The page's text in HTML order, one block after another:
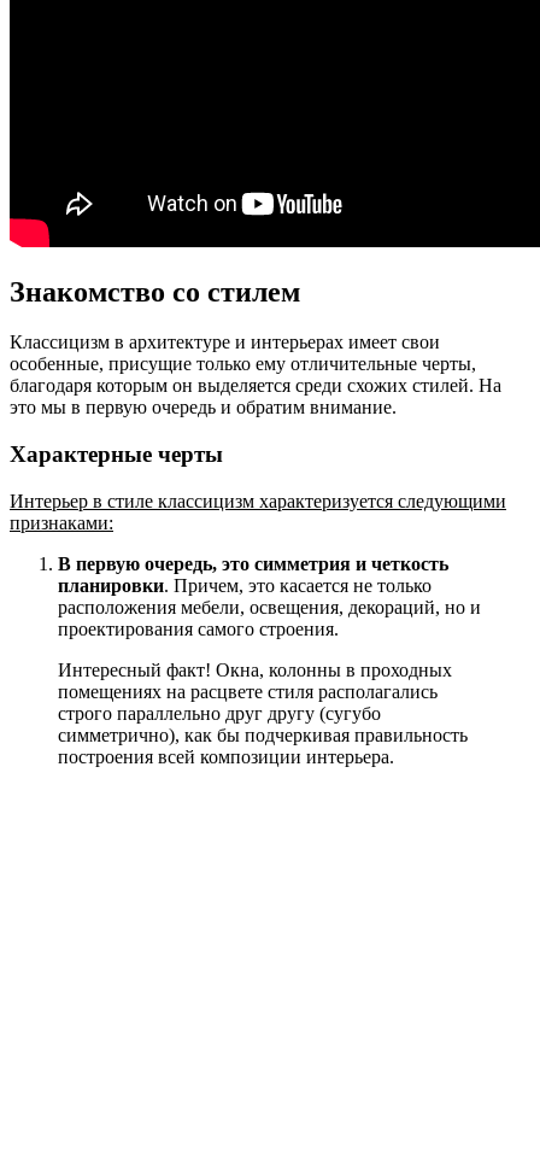
Знакомство со стилем
Классицизм в архитектуре и интерьерах имеет свои
особенные, присущие только ему отличительные черты,
благодаря которым он выделяется среди схожих стилей. На
это мы в первую очередь и обратим внимание.
Характерные черты
Интерьер в стиле классицизм характеризуется следующими
признаками:
В первую очередь, это симметрия и четкость
планировки. Причем, это касается не только
расположения мебели, освещения, декораций, но и
проектирования самого строения.
Интересный факт! Окна, колонны в проходных
помещениях на расцвете стиля располагались
строго параллельно друг другу (сугубо
симметрично), как бы подчеркивая правильность
построения всей композиции интерьера.